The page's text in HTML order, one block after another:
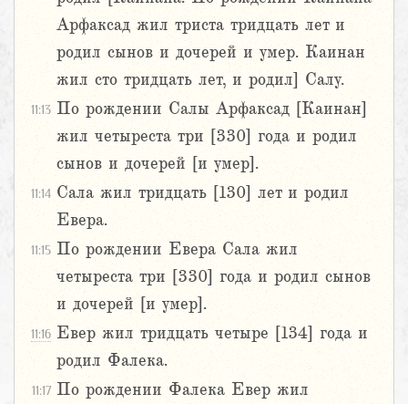
Арфаксад жил триста тридцать лет и
родил сынов и дочерей и умер. Каинан
жил сто тридцать лет, и родил] Салу.
11:13 По рождении Салы Арфаксад [Каинан]
жил четыреста три [330] года и родил
сынов и дочерей [и умер].
11:14 Сала жил тридцать [130] лет и родил
Евера.
11:15 По рождении Евера Сала жил
четыреста три [330] года и родил сынов
и дочерей [и умер].
11:16 Евер жил тридцать четыре [134] года и
родил Фалека.
11:17 По рождении Фалека Евер жил